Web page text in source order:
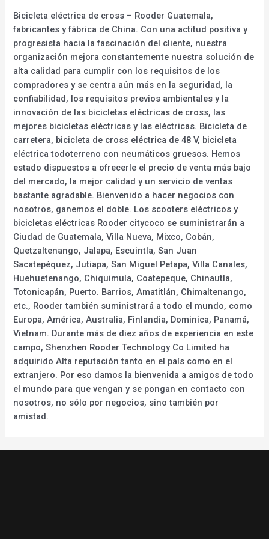
Bicicleta eléctrica de cross – Rooder Guatemala,
fabricantes y fábrica de China. Con una actitud positiva y
progresista hacia la fascinación del cliente, nuestra
organización mejora constantemente nuestra solución de
alta calidad para cumplir con los requisitos de los
compradores y se centra aún más en la seguridad, la
confiabilidad, los requisitos previos ambientales y la
innovación de las bicicletas eléctricas de cross, las
mejores bicicletas eléctricas y las eléctricas. Bicicleta de
carretera, bicicleta de cross eléctrica de 48 V, bicicleta
eléctrica todoterreno con neumáticos gruesos. Hemos
estado dispuestos a ofrecerle el precio de venta más bajo
del mercado, la mejor calidad y un servicio de ventas
bastante agradable. Bienvenido a hacer negocios con
nosotros, ganemos el doble. Los scooters eléctricos y
bicicletas eléctricas Rooder citycoco se suministrarán a
Ciudad de Guatemala, Villa Nueva, Mixco, Cobán,
Quetzaltenango, Jalapa, Escuintla, San Juan
Sacatepéquez, Jutiapa, San Miguel Petapa, Villa Canales,
Huehuetenango, Chiquimula, Coatepeque, Chinautla,
Totonicapán, Puerto. Barrios, Amatitlán, Chimaltenango,
etc., Rooder también suministrará a todo el mundo, como
Europa, América, Australia, Finlandia, Dominica, Panamá,
Vietnam. Durante más de diez años de experiencia en este
campo, Shenzhen Rooder Technology Co Limited ha
adquirido Alta reputación tanto en el país como en el
extranjero. Por eso damos la bienvenida a amigos de todo
el mundo para que vengan y se pongan en contacto con
nosotros, no sólo por negocios, sino también por
amistad.